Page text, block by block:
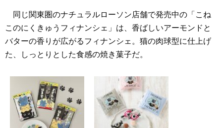
同じ関東圏のナチュラルローソン店舗で発売中の「こね
このにくきゅうフィナンシェ」は、香ばしいアーモンドと
バターの香りが広がるフィナンシェ。猫の肉球型に仕上げ
た、しっとりとした食感の焼き菓子だ。